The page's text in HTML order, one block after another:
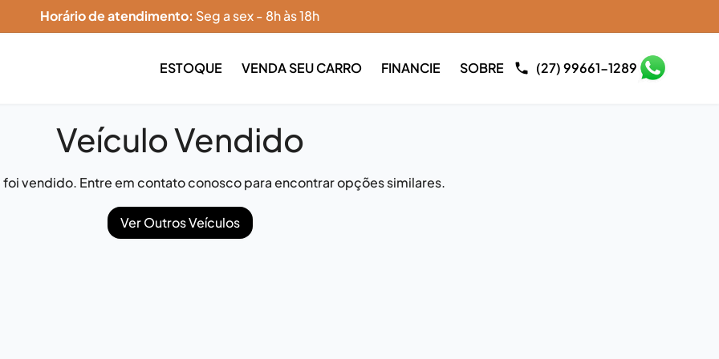
Horário de atendimento: Seg a sex - 8h às 18h
ESTOQUE VENDA SEU CARRO FINANCIE SOBRE (27) 99661-1289
Veículo Vendido
foi vendido. Entre em contato conosco para encontrar opções similares.
Ver Outros Veículos